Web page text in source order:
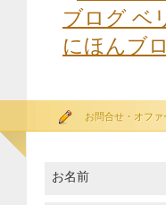
にほんブ
お問合せ・オフ
お名前